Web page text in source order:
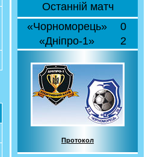
Останній матч
«Чорноморець»
0
«Дніпро-1»
2
Протокол